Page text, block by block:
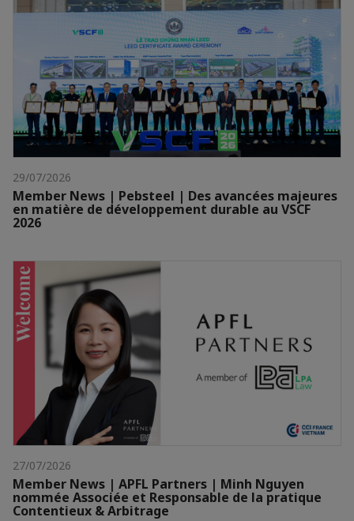
29/07/2026
Member News | Pebsteel | Des avancées majeures
en matière de développement durable au VSCF
2026
27/07/2026
Member News | APFL Partners | Minh Nguyen
nommée Associée et Responsable de la pratique
Contentieux & Arbitrage